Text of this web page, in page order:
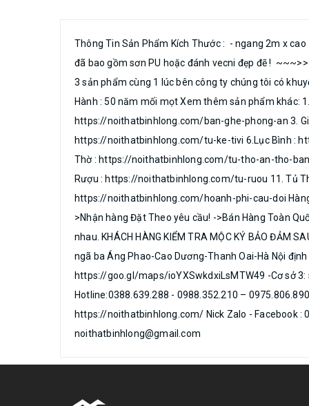
Thông Tin Sản Phẩm Kích Thước : - ngang 2m x
đã bao gồm sơn PU hoặc đánh vecni đẹp đẽ !
3 sản phẩm cùng 1 lúc bên công ty chúng tôi có
Hành : 50 năm mối mọt Xem thêm sản phẩm khác:
https://noithatbinhlong.com/ban-ghe-phong-an 3.
https://noithatbinhlong.com/tu-ke-tivi 6.Lục Bình :
Thờ : https://noithatbinhlong.com/tu-tho-an-tho-
Rượu : https://noithatbinhlong.com/tu-ruou 11. Tủ
https://noithatbinhlong.com/hoanh-phi-cau-doi
>Nhận hàng Đặt Theo yêu cầu! ->Bán Hàng Toàn
nhau. KHÁCH HÀNG KIỂM TRA MỘC KÝ BẢO ĐẢM
ngã ba Áng Phao-Cao Dương-Thanh Oai-Hà Nội
https://goo.gl/maps/ioYXSwkdxiLsMTW49 -Cơ sở
Hotline:0388.639.288 - 0988.352.210 –
https://noithatbinhlong.com/ Nick Zalo - Facebook :
noithatbinhlong@gmail.com